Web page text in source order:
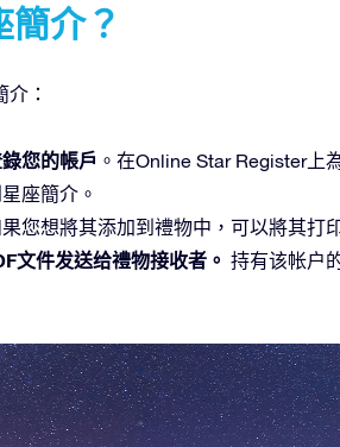
介？
：
您的帳戶 。在Online Star Register上
座簡介。
您想將其添加到禮物中，可以將其打
文件发送给禮物接收者。 持有该帐户